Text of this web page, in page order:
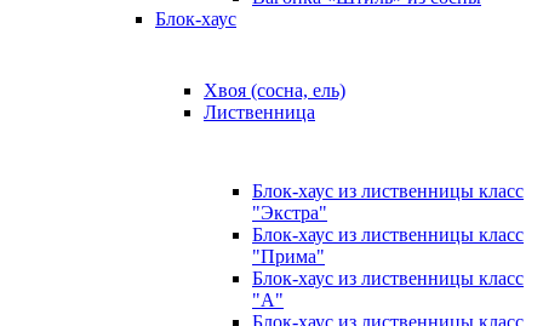
Блок-хаус
Хвоя (сосна, ель)
Лиственница
Блок-хаус из лиственницы класс
"Экстра"
Блок-хаус из лиственницы класс
"Прима"
Блок-хаус из лиственницы класс
"А"
Блок-хаус из лиственницы класс